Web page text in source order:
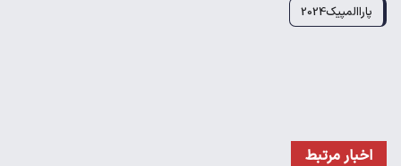
پاراالمپیک2024
اخبار مرتبط